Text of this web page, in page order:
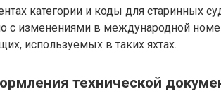
категории и коды для старинных
с изменениями в международной
используемых в таких яхтах.
технической